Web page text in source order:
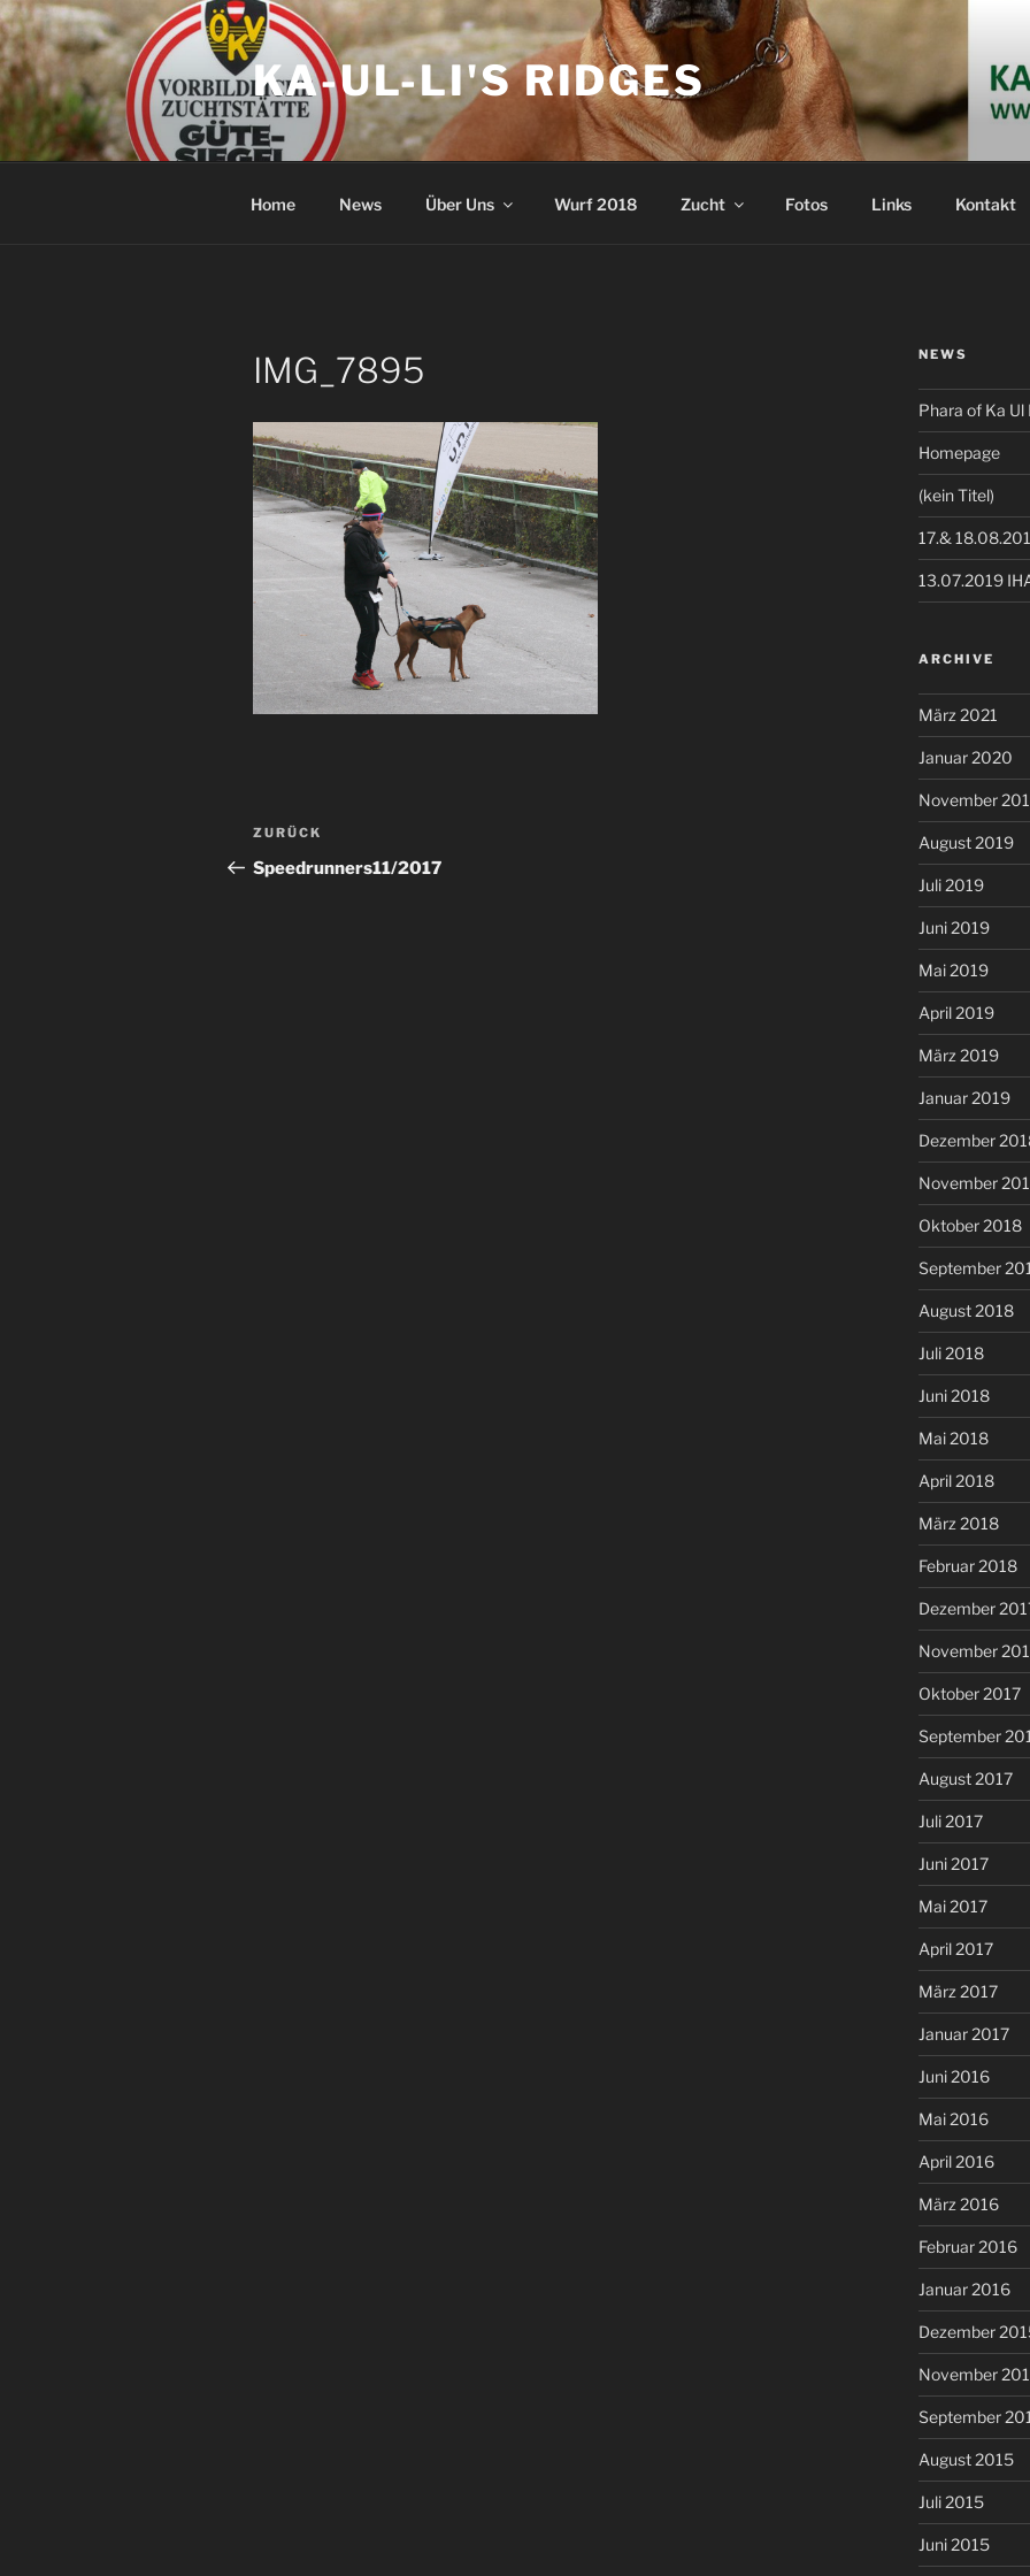
Zum
Inhalt
springen
KA-UL-LI'S RIDGES
Home News Über Uns Wurf 2018 Zucht Fotos Links Kontakt
IMG_7895
Beitragsnavigation
Vorheriger
Beitrag
ZURÜCK
Speedrunners11/2017
NEWS
Phara of Ka Ul
Homepage
(kein Titel)
17.&
13.07.2019
ARCHIVE
März 2021
Januar 2020
November
August 2019
Juli 2019
Juni 2019
Mai 2019
April 2019
März 2019
Januar 2019
Dezember
November
Oktober 2018
September
August 2018
Juli 2018
Juni 2018
Mai 2018
April 2018
März 2018
Februar 2018
Dezember
November
Oktober 2017
September
August 2017
Juli 2017
Juni 2017
Mai 2017
April 2017
März 2017
Januar 2017
Juni 2016
Mai 2016
April 2016
März 2016
Februar 2016
Januar 2016
Dezember
November
September
August 2015
Juli 2015
Juni 2015